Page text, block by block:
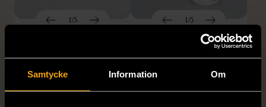
Samtycke Information Om
1/5
Gott skick
1/5
Vit ljuslykta ängel och
konstljus
Mycket gott skick